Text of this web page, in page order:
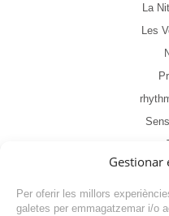
Gestionar
Per oferir les millors
galetes per emmagatzemar i/o
La
Les